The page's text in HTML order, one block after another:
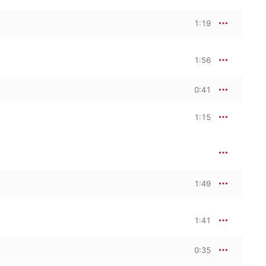
1:19
1:56
0:41
1:15
1:49
1:41
0:35